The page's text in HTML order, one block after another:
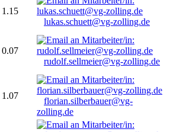
1.15
lukas.schuett@vg-zolling.de
0.07
rudolf.sellmeier@vg-zolling.de
1.07
florian.silberbauer@vg-
zolling.de